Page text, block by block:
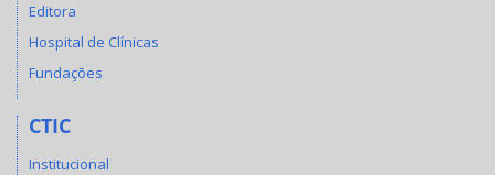
Editora
Hospital de Clínicas
Fundações
CTIC
Institucional